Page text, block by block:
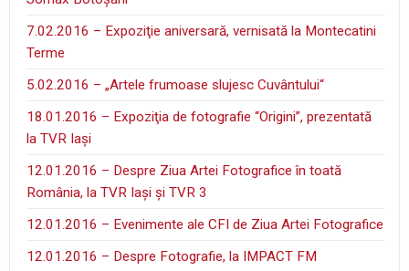
7.02.2016 – Expoziţie aniversară, vernisată la Montecatini
Terme
5.02.2016 – „Artele frumoase slujesc Cuvântului“
18.01.2016 – Expoziţia de fotografie “Origini”, prezentată
la TVR Iaşi
12.01.2016 – Despre Ziua Artei Fotografice în toată
România, la TVR Iaşi şi TVR 3
12.01.2016 – Evenimente ale CFI de Ziua Artei Fotografice
12.01.2016 – Despre Fotografie, la IMPACT FM